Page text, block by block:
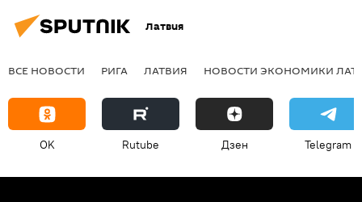
Латвия
ВСЕ НОВОСТИ РИГА ЛАТВИЯ НОВОСТИ ЭКОНОМИКИ
OK Rutube Дзен Telegram